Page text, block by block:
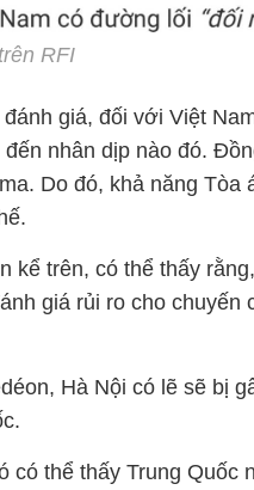
RFI
giá, đối với Việt
nhân dịp nào đó.
Do đó, khả năng
kể trên, có thể thấy
giá rủi ro cho chuyến
Hà Nội có lẽ sẽ bị
có thể thấy Trung Quốc